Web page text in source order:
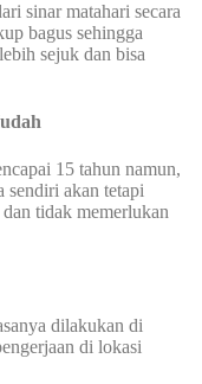
sinar matahari secara
bagus sehingga
sejuk dan bisa
15 tahun namun,
sendiri akan tetapi
tidak memerlukan
dilakukan di
di lokasi